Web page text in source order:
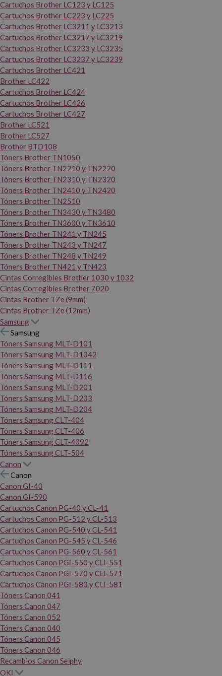
Cartuchos Brother LC123 y LC125
Cartuchos Brother LC223 y LC225
Cartuchos Brother LC3211 y LC3213
Cartuchos Brother LC3217 y LC3219
Cartuchos Brother LC3233 y LC3235
Cartuchos Brother LC3237 y LC3239
Cartuchos Brother LC421
Brother LC422
Cartuchos Brother LC424
Cartuchos Brother LC426
Cartuchos Brother LC427
Brother LC521
Brother LC527
Brother BTD108
Tóners Brother TN1050
Tóners Brother TN2210 y TN2220
Tóners Brother TN2310 y TN2320
Tóners Brother TN2410 y TN2420
Tóners Brother TN2510
Tóners Brother TN3430 y TN3480
Tóners Brother TN3600 y TN3610
Tóners Brother TN241 y TN245
Tóners Brother TN243 y TN247
Tóners Brother TN248 y TN249
Tóners Brother TN421 y TN423
Cintas Corregibles Brother 1030 y 1032
Cintas Corregibles Brother 7020
Cintas Brother TZe (9mm)
Cintas Brother TZe (12mm)
Samsung
Samsung
Tóners Samsung MLT-D101
Tóners Samsung MLT-D1042
Tóners Samsung MLT-D111
Tóners Samsung MLT-D116
Tóners Samsung MLT-D201
Tóners Samsung MLT-D203
Tóners Samsung MLT-D204
Tóners Samsung CLT-404
Tóners Samsung CLT-406
Tóners Samsung CLT-4092
Tóners Samsung CLT-504
Canon
Canon
Canon GI-40
Canon GI-590
Cartuchos Canon PG-40 y CL-41
Cartuchos Canon PG-512 y CL-513
Cartuchos Canon PG-540 y CL-541
Cartuchos Canon PG-545 y CL-546
Cartuchos Canon PG-560 y CL-561
Cartuchos Canon PGI-550 y CLI-551
Cartuchos Canon PGI-570 y CLI-571
Cartuchos Canon PGI-580 y CLI-581
Tóners Canon 041
Tóners Canon 047
Tóners Canon 052
Tóners Canon 040
Tóners Canon 045
Tóners Canon 046
Recambios Canon Selphy
OKI